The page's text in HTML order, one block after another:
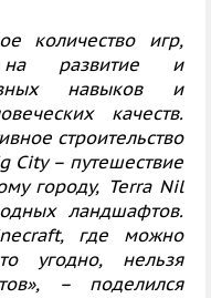
количество игр,
на развитие и
навыков и
качеств.
строительство
City – путешествие
городу, Terra Nil
ландшафтов.
где можно
угодно, нельзя
– поделился